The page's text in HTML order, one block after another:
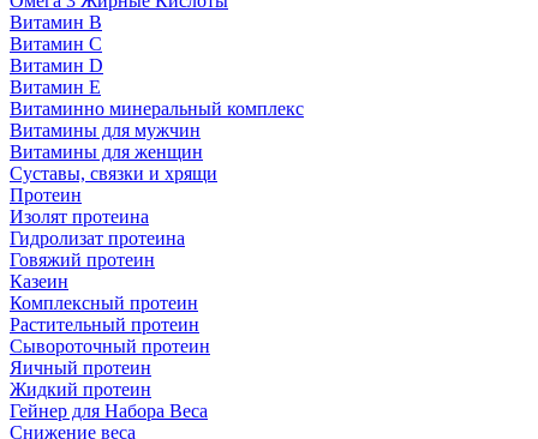
Витамин B
Витамин C
Витамин D
Витамин E
Витаминно минеральный комплекс
Витамины для мужчин
Витамины для женщин
Суставы, связки и хрящи
Протеин
Изолят протеина
Гидролизат протеина
Говяжий протеин
Казеин
Комплексный протеин
Растительный протеин
Сывороточный протеин
Яичный протеин
Жидкий протеин
Гейнер для Набора Веса
Снижение веса